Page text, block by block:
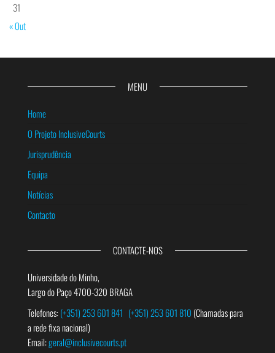
31
« Out
MENU
Home
O Projeto InclusiveCourts
Jurisprudência
Equipa
Notícias
Contacto
CONTACTE-NOS
Universidade do Minho,
Largo do Paço 4700-320 BRAGA
Telefones:(+351) 253 601 841 (+351) 253 601 810 (Chamadas para
a rede fixa nacional)
Email:geral@inclusivecourts.pt